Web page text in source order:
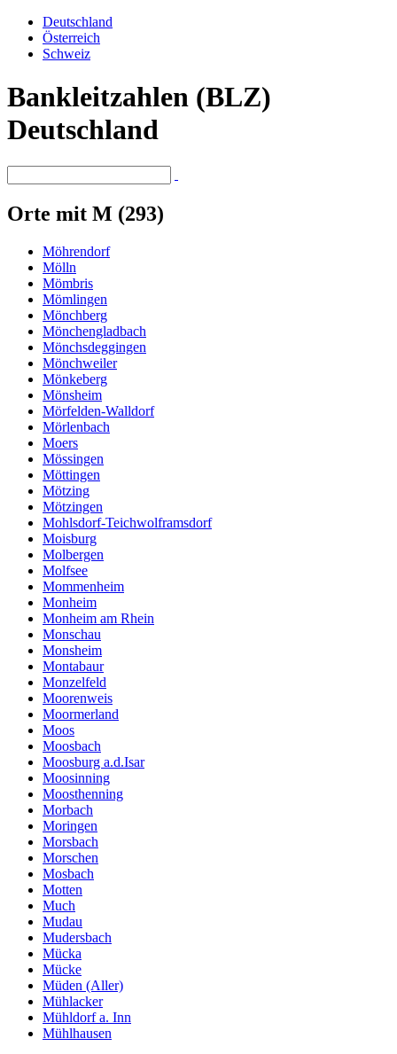
Deutschland
Österreich
Schweiz
Bankleitzahlen (BLZ)
Deutschland
Orte mit M (293)
Möhrendorf
Mölln
Mömbris
Mömlingen
Mönchberg
Mönchengladbach
Mönchsdeggingen
Mönchweiler
Mönkeberg
Mönsheim
Mörfelden-Walldorf
Mörlenbach
Moers
Mössingen
Möttingen
Mötzing
Mötzingen
Mohlsdorf-Teichwolframsdorf
Moisburg
Molbergen
Molfsee
Mommenheim
Monheim
Monheim am Rhein
Monschau
Monsheim
Montabaur
Monzelfeld
Moorenweis
Moormerland
Moos
Moosbach
Moosburg a.d.Isar
Moosinning
Moosthenning
Morbach
Moringen
Morsbach
Morschen
Mosbach
Motten
Much
Mudau
Mudersbach
Mücka
Mücke
Müden (Aller)
Mühlacker
Mühldorf a. Inn
Mühlhausen